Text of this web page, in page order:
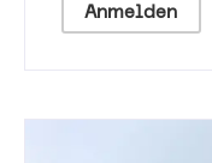
Anmelden